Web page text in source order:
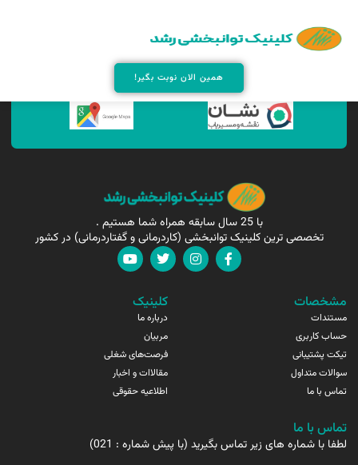
همین الان نوبت بگیر!
همین الان مارا پیدا کنید !
با 25 سال سابقه همراه شما هستیم .
تخصصی ترین کلینیک توانبخشی (کاردرمانی و گفتاردرمانی) در کشور
مشخصات
مستندات
حساب کاربری
تیکت پشتیبانی
سوالات متداول
تماس با ما
کلینیک
درباره ما
مربیان
فرصت‌های شغلی
مقالاات و اخبار
اطلاعیه حقوقی
تماس با ما
لطفا با شماره های زیر تماس بگیرید (با پیش شماره : 021)